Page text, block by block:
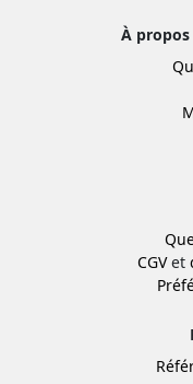
À propos
CGVet